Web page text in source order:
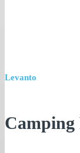
Levanto
Camping